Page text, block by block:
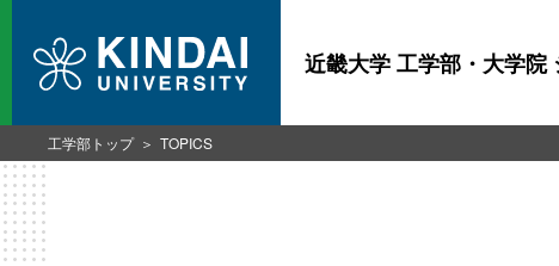
近畿大学 工学部・大学院
工学部トップ TOPICS